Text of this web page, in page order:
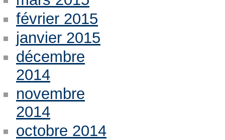
février 2015
janvier 2015
décembre
2014
novembre
2014
octobre 2014